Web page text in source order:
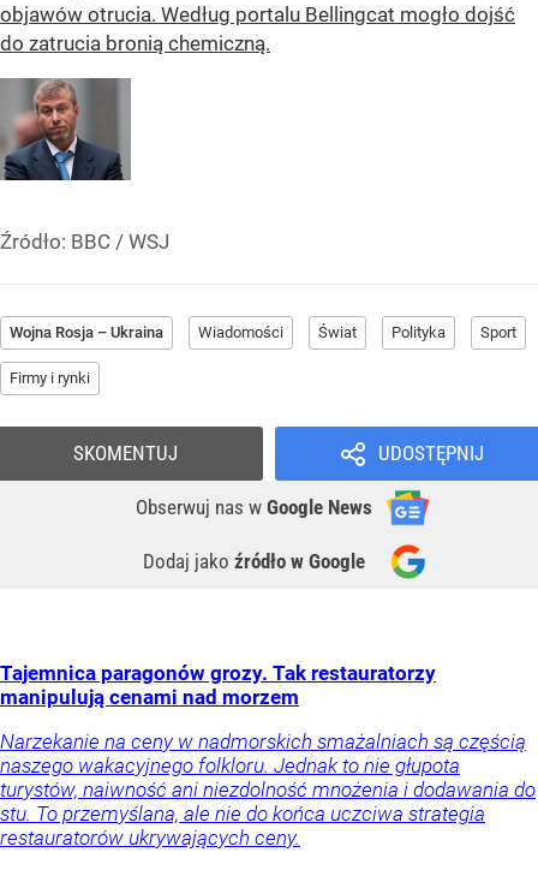
objawów otrucia. Według portalu Bellingcat mogło dojść
do zatrucia bronią chemiczną.
Źródło: BBC / WSJ
Wojna Rosja – Ukraina Wiadomości Świat Polityka Sport
Firmy i rynki
UDOSTĘPNIJ
Obserwuj nas w Google News
Dodaj jako źródło w Google
SKOMENTUJ
Tajemnica paragonów grozy. Tak restauratorzy
manipulują cenami nad morzem
Narzekanie na ceny w nadmorskich smażalniach są częścią
naszego wakacyjnego folkloru. Jednak to nie głupota
turystów, naiwność ani niezdolność mnożenia i dodawania do
stu. To przemyślana, ale nie do końca uczciwa strategia
restauratorów ukrywających ceny.